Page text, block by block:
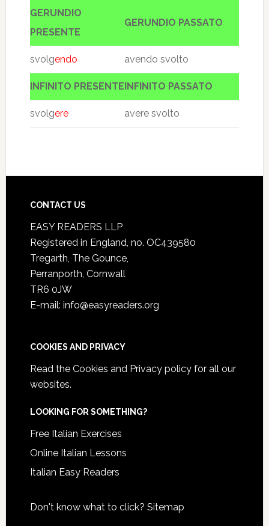
GERUNDIO
PRESENTE
GERUNDIO PASSATO
svolgendo avendo svolto
INFINITO PRESENTEINFINITO PASSATO
svolgere avere svolto
CONTACT US
EASY READERS LLP
Registered in England, no. OC439580
Tregarth, The Gounce,
Perranporth, Cornwall
TR6 0JW
E-mail: info@easyreaders.org
COOKIES AND PRIVACY
Read the Cookies and Privacy policyfor all our
websites.
LOOKING FOR SOMETHING?
Free Italian Exercises
Online Italian Lessons
Italian Easy Readers
Don't know what to click? Sitemap